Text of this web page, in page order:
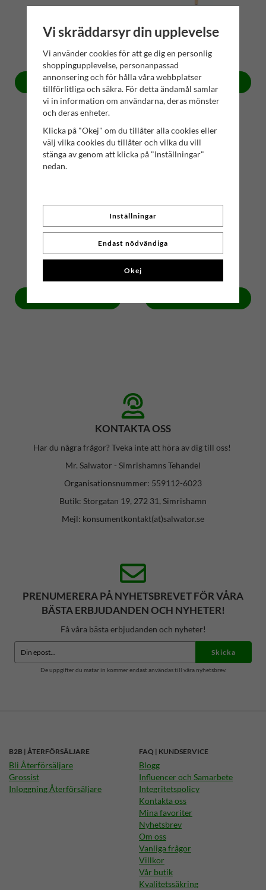
Sidenkuddar, 100g
39 kr
Köp
Inbjudande Saltlakrits
15 kr
Köp
Drömmig Viol Utsökta Hallon
KONTAKTA OSS
Har du några frågor? Tveka inte att höra av dig till oss!
Mr. Salwator - Simrishamns Tehandel
Organisationsnummer: 559112-6023
Butik: Storgatan 19, 272 31, Simrishamn
Mejl: konsumentkontakt(at)salwator.se
PRENUMERERA PÅ NYHETSBREVET FÖR VÅRA
BÄSTA ERBJUDANDEN OCH NYHETER!
Få våra bästa erbjudanden och nyheter!
Skicka
De uppgifter du matar in kommer endast användas till våra nyhetsbrev.
B2B | ÅTERFÖRSÄLJARE
Bli Återförsäljare
Grossist
Inloggning Återförsäljare
FAQ | KUNDSERVICE
Blogg
Influencer och Samarbete
Integritetspolicy
Kontakta oss
Mina favoriter
Nyhetsbrev
Om oss
Vanliga frågor
Villkor
Vår butik
Kvalitetssäkring
Vi skräddarsyr din upplevelse
Vi använder cookies för att ge dig en personlig
shoppingupplevelse, personanpassad
annonsering och för hålla våra webbplatser
tillförlitliga och säkra. För detta ändamål samlar
vi in information om användarna, deras mönster
och deras enheter.
Klicka på "Okej" om du tillåter alla cookies eller
välj vilka cookies du tillåter och vilka du vill
stänga av genom att klicka på "Inställningar"
nedan.
Inställningar
Endast nödvändiga
Okej